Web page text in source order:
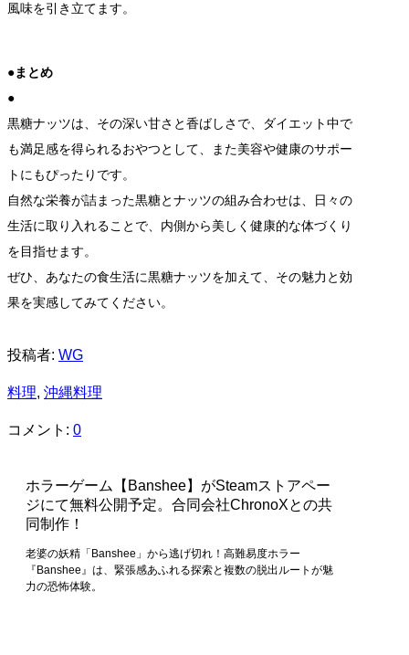
風味を引き立てます。
●まとめ
●
黒糖ナッツは、その深い甘さと香ばしさで、ダイエット中で
も満足感を得られるおやつとして、また美容や健康のサポー
トにもぴったりです。
自然な栄養が詰まった黒糖とナッツの組み合わせは、日々の
生活に取り入れることで、内側から美しく健康的な体づくり
を目指せます。
ぜひ、あなたの食生活に黒糖ナッツを加えて、その魅力と効
果を実感してみてください。
投稿者: WG
料理, 沖縄料理
コメント: 0
ホラーゲーム【Banshee】がSteamストアペー
ジにて無料公開予定。合同会社ChronoXとの共
同制作！
老婆の妖精「Banshee」から逃げ切れ！高難易度ホラー
『Banshee』は、緊張感あふれる探索と複数の脱出ルートが魅
力の恐怖体験。